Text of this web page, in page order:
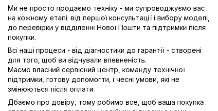
Ми не просто продаємо техніку - ми супроводжуємо вас
на кожному етапі: від першої консультації і вибору моделі,
до перевірки у відділенні Нової Пошти та підтримки після
покупки.
Всі наші процеси - від діагностики до гарантії - створені
для того, щоб ви відчували впевненість.
Маємо власний сервісний центр, команду технічної
підтримки, готову допомогти, і чесні умови, які не
змінюються після оплати.
Дбаємо про довіру, тому робимо все, щоб ваша покупка